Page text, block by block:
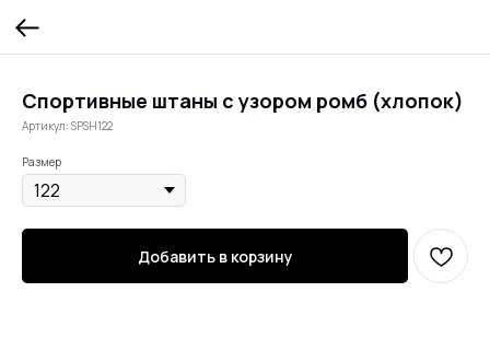
Спортивные штаны с узором ромб (хлопок)
Артикул: SPSH122
Размер
Добавить в корзину